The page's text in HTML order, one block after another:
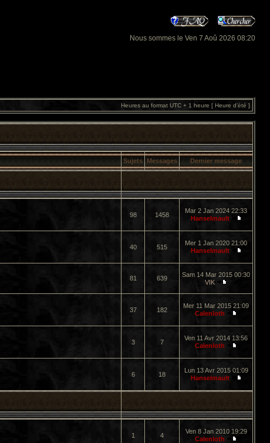
Nous sommes le Ven 7 Aoû 2026 08:20
Heures au format UTC + 1 heure [ Heure d’été ]
Sujets Messages Dernier message
98 1458
Mar 2 Jan 2024 22:33
Hanselmault
40 515
Mer 1 Jan 2020 21:00
Hanselmault
81 639
Sam 14 Mar 2015 00:30
VIK
37 182
Mer 11 Mar 2015 21:09
Calenloth
3 7
Ven 11 Avr 2014 13:56
Calenloth
6 18
Lun 13 Avr 2015 01:09
Hanselmault
1 4
Ven 8 Jan 2010 19:29
Calenloth